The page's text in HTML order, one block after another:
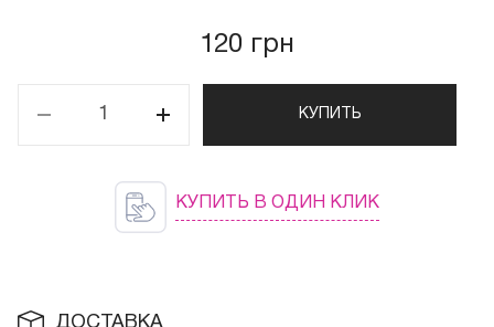
120 грн
КУПИТЬ
КУПИТЬ В ОДИН КЛИК